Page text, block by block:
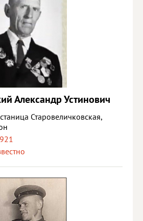
Александр Устинович
станица Старовеличковская,